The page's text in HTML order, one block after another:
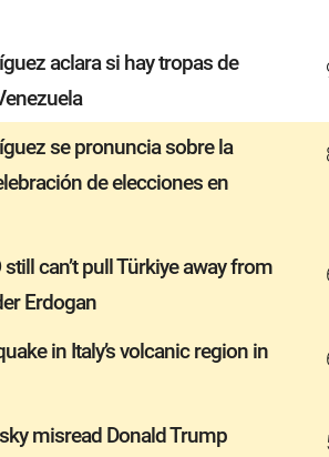
aclara si hay tropas de
se pronuncia sobre la
de elecciones en
can’t pull Türkiye away from
Erdogan
in Italy’s volcanic region in
misread Donald Trump